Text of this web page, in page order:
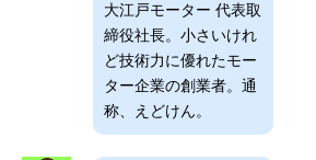
大江戸モーター 代表取
締役社長。小さいけれ
ど技術力に優れたモー
ター企業の創業者。通
称、えどけん。